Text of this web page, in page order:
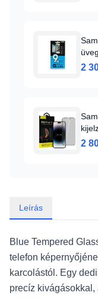
2
2
Leírás
Blue Tempered
telefon
karcolástól. Egy
precíz